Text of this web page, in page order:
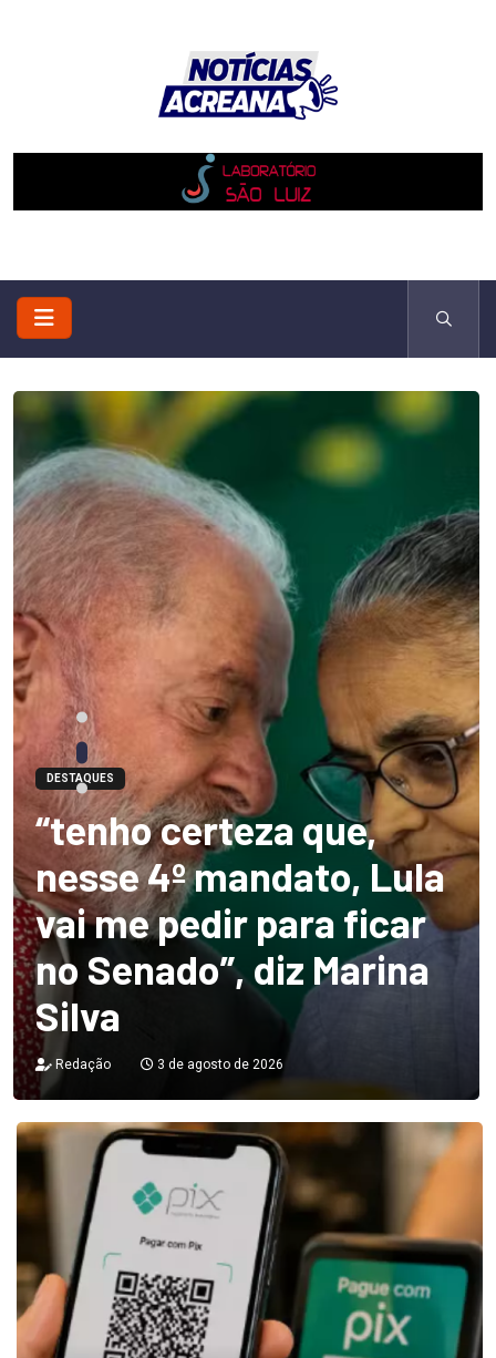
DESTAQUES
“tenho certeza que,
nesse 4º mandato, Lula
vai me pedir para ficar
no Senado”, diz Marina
Silva
Redação 3 de agosto de 2026